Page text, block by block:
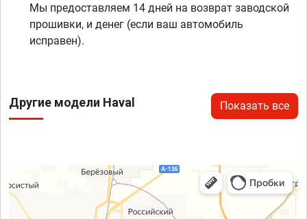
Мы предоставляем 14 дней на возврат заводской
прошивки, и денег (если ваш автомобиль
исправен).
Другие модели Haval Показать все